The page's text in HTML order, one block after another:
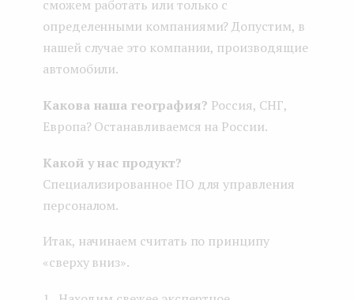
сможем работать или только с
определенными компаниями? Допустим, в
нашей случае это компании, производящие
автомобили.
Какова наша география? Россия, СНГ,
Европа? Останавливаемся на России.
Какой у нас продукт?
Специализированное ПО для управления
персоналом.
Итак, начинаем считать по принципу
«сверху вниз».